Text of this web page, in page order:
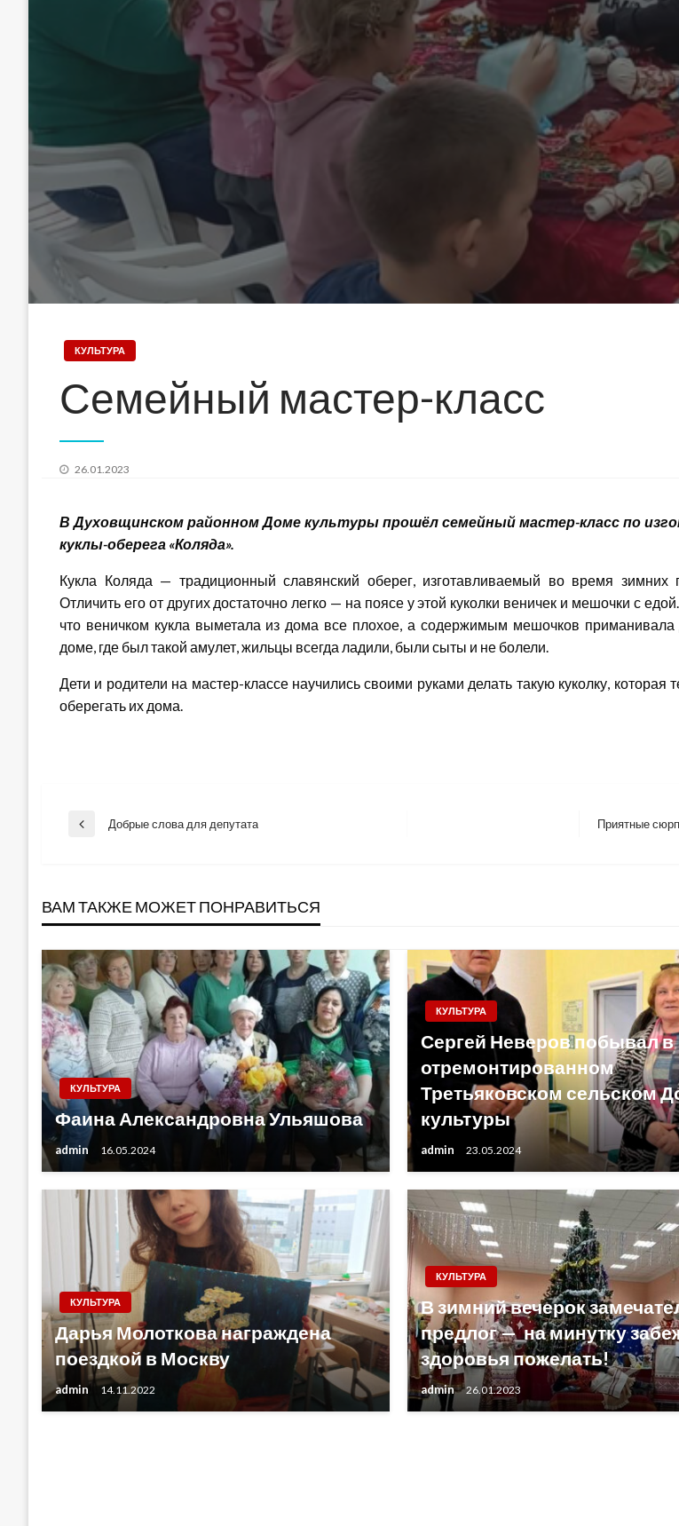
КУЛЬТУРА
Семейный мастер-класс
Posted
26.01.2023
ВДуховщинском районном Доме культуры прошёл семейный мастер-класс по
куклы-оберега «Коляда».
Кукла Коляда — традиционный славянский оберег, изготавливаемый во время зимних
Отличить его от других достаточно легко — на поясе у этой куколки веничек и мешочки с
что веничком кукла выметала из дома все плохое, а содержимым мешочков приманивала
доме, где был такой амулет, жильцы всегда ладили, были сыты и не болели.
Дети и родители на мастер-классе научились своими руками делать такую куколку, которая
оберегать их дома.
Навигация
записям
Previous
Добрые слова для депутата
Next
Приятные
ВАМ ТАКЖЕ МОЖЕТ ПОНРАВИТЬСЯ
КУЛЬТУРА
Фаина Александровна Ульяшова
admin 16.05.2024
КУЛЬТУРА
Сергей Неверов побывал в
отремонтированном
Третьяковском сельском
культуры
admin 23.05.2024
КУЛЬТУРА
Дарья Молоткова награждена
поездкой в Москву
admin 14.11.2022
КУЛЬТУРА
В зимний вечерок
предлог — на минутку
здоровья пожелать!
admin 26.01.2023